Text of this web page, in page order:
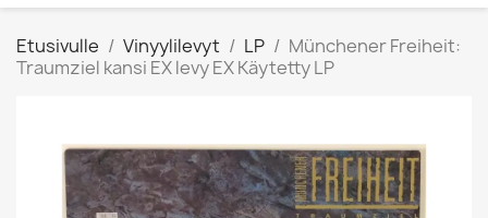
Etusivulle Vinyylilevyt LP
Münchener Freiheit:
Traumziel kansi EX levy EX Käytetty LP